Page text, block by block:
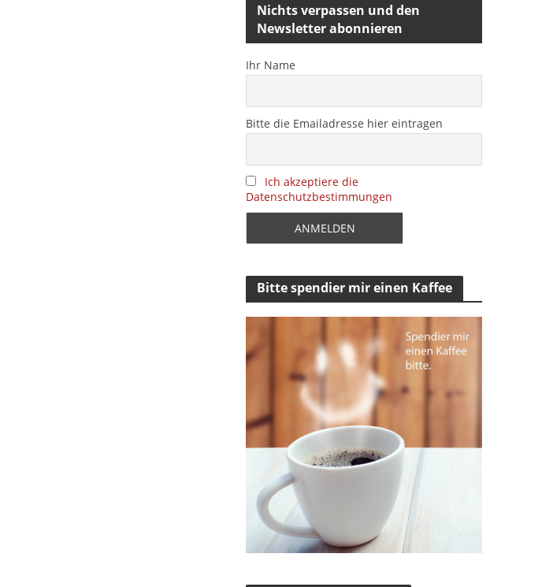
Nichts verpassen und den
Newsletter abonnieren
Ihr Name
Bitte die Emailadresse hier eintragen
Ich akzeptiere die
Datenschutzbestimmungen
Bitte spendier mir einen Kaffee